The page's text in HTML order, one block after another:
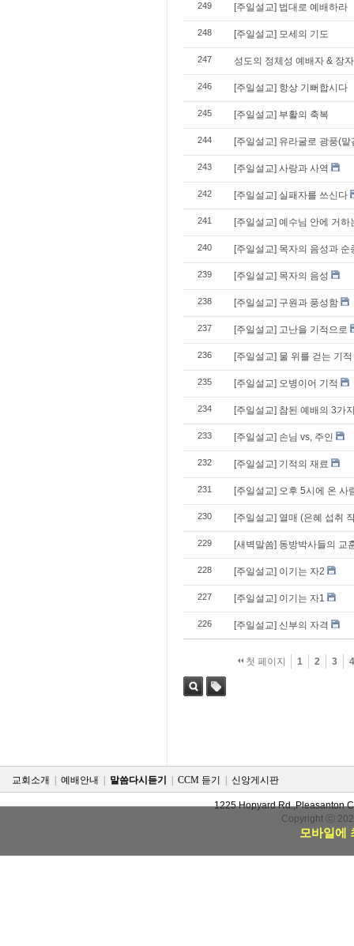
249 [주일설교] 법대로 예배하라
248 [주일설교] 모세의 기도
247 성도의 정체성 예배자 & 장자
246 [주일설교] 항상 기뻐합시다
245 [주일설교] 부활의 축복
244 [주일설교] 유라굴로 광풍(
243 [주일설교] 사랑과 사역
242 [주일설교] 실패자를 쓰신다
241 [주일설교] 예수님 안에 거하
240 [주일설교] 목자의 음성과 순
239 [주일설교] 목자의 음성
238 [주일설교] 구원과 풍성함
237 [주일설교] 고난을 기적으로
236 [주일설교] 물 위를 걷는 기적
235 [주일설교] 오병이어 기적
234 [주일설교] 참된 예배의 3가
233 [주일설교] 손님 vs, 주인
232 [주일설교] 기적의 재료
231 [주일설교] 오후 5시에 온 사
230 [주일설교] 열매 (은혜 섭취
229 [새벽말씀] 동방박사들의 교
228 [주일설교] 이기는 자2
227 [주일설교] 이기는 자1
226 [주일설교] 신부의 자격
첫 페이지 1 2 3
교회소개 예배안내 말씀다시듣기 CCM 듣기 신앙게시판
1225 Hopyard Rd.,Pleasanton
Copyright ⓒ
모바일에